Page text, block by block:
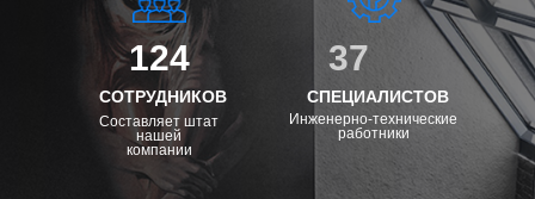
124
СОТРУДНИКОВ
Составляет штат
нашей
компании
37
СПЕЦИАЛИСТОВ
Инженерно-технические
работники